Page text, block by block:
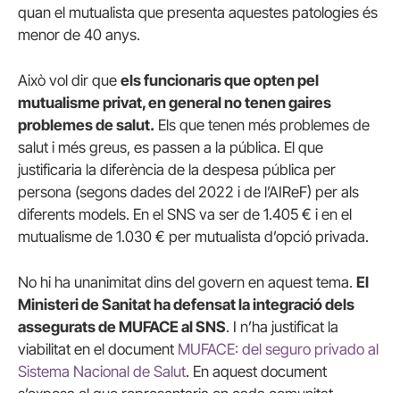
quan el mutualista que presenta aquestes patologies és
menor de 40 anys.
Això vol dir que els funcionaris que opten pel
mutualisme privat, en general no tenen gaires
problemes de salut. Els que tenen més problemes de
salut i més greus, es passen a la pública. El que
justificaria la diferència de la despesa pública per
persona (segons dades del 2022 i de l’AIReF) per als
diferents models. En el SNS va ser de 1.405 € i en el
mutualisme de 1.030 € per mutualista d’opció privada.
No hi ha unanimitat dins del govern en aquest tema. El
Ministeri de Sanitat ha defensat la integració dels
assegurats de MUFACE al SNS. I n’ha justificat la
viabilitat en el document MUFACE: del seguro privado al
Sistema Nacional de Salut. En aquest document